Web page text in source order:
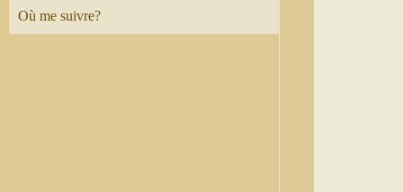
Où me suivre?